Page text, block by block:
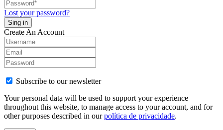
Lost your password?
Create An Account
Subscribe to our newsletter
Your personal data will be used to support your experience
throughout this website, to manage access to your account, and for
other purposes described in ourpolítica de privacidade.